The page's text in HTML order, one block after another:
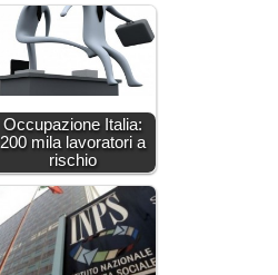
Occupazione Italia:
200 mila lavoratori a
rischio